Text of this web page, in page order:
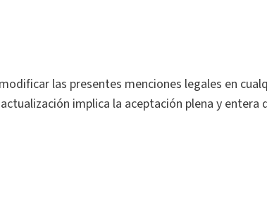
las presentes menciones legales en
implica la aceptación plena y entera